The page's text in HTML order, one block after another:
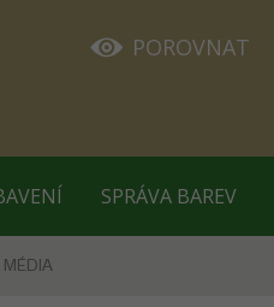
POROVNAT
SPRÁVA BAREV